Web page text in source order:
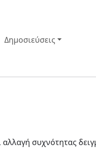
Δημοσιεύσεις
συχνότητας